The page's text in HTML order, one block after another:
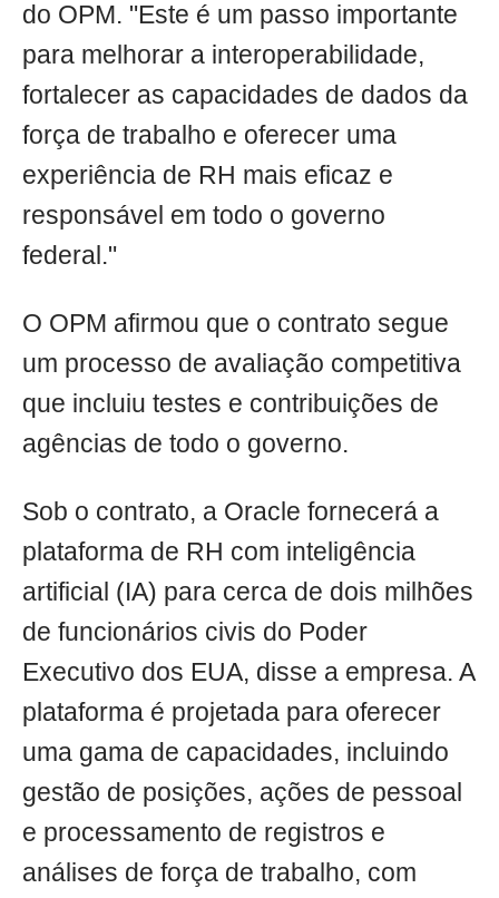
do OPM. "Este é um passo importante
para melhorar a interoperabilidade,
fortalecer as capacidades de dados da
força de trabalho e oferecer uma
experiência de RH mais eficaz e
responsável em todo o governo
federal."
O OPM afirmou que o contrato segue
um processo de avaliação competitiva
que incluiu testes e contribuições de
agências de todo o governo.
Sob o contrato, a Oracle fornecerá a
plataforma de RH com inteligência
artificial (IA) para cerca de dois milhões
de funcionários civis do Poder
Executivo dos EUA, disse a empresa. A
plataforma é projetada para oferecer
uma gama de capacidades, incluindo
gestão de posições, ações de pessoal
e processamento de registros e
análises de força de trabalho, com